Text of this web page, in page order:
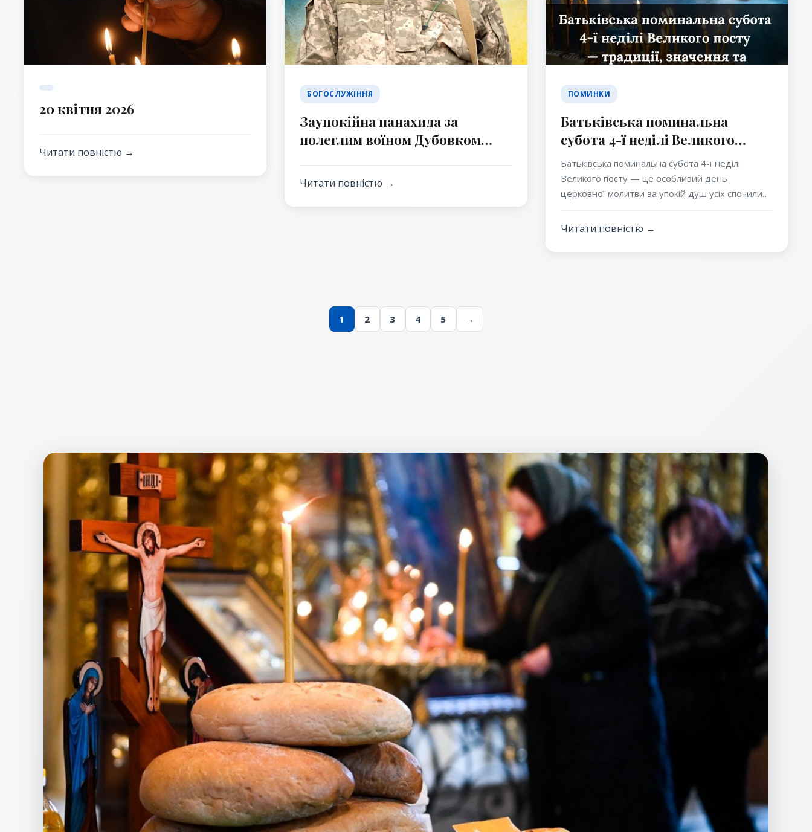
20 квітня 2026
Читати повністю →
БОГОСЛУЖІННЯ
Заупокійна панахида за
полеглим воїном Дубовком
Читати повністю →
ПОМИНКИ
Батьківська поминальна
субота 4-ї неділі Великого
посту — традиції, значення та
особливості
Батьківська поминальна субота 4-ї неділі
Великого посту — це особливий день
церковної молитви за упокій душ усіх спочилих
закликає вірних посилено молитися за своїх
Читати повністю →
1 2 3 4 5 →